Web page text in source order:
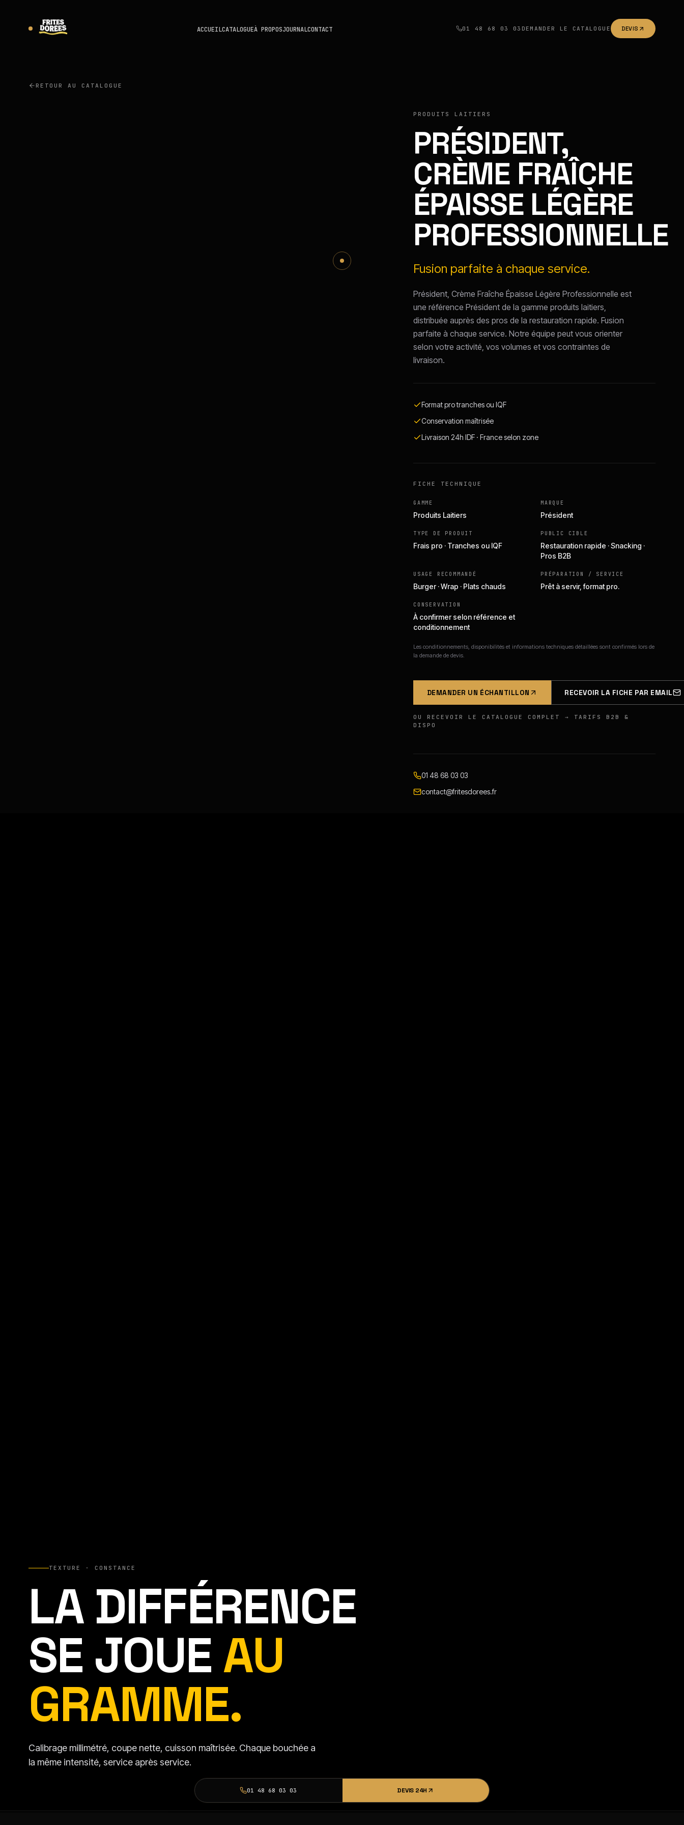
ACCUEILCATALOGUEÀ PROPOSJOURNALCONTACT 01 48 68 03 03 DEMANDER LE CATALOGUE DEVIS
RETOUR AU CATALOGUE
PRODUITS LAITIERS
PRÉSIDENT,
CRÈME FRAÎCHE
ÉPAISSE LÉGÈRE
PROFESSIONNELLE
Fusion parfaite à chaque service.
Président, Crème Fraîche Épaisse Légère Professionnelle est
une référence Président de la gamme produits laitiers,
distribuée auprès des pros de la restauration rapide. Fusion
parfaite à chaque service. Notre équipe peut vous orienter
selon votre activité, vos volumes et vos contraintes de
livraison.
Format pro tranches ou IQF
Conservation maîtrisée
Livraison 24h IDF · France selon zone
FICHE TECHNIQUE
GAMME
Produits Laitiers
MARQUE
Président
TYPE DE PRODUIT
Frais pro · Tranches ou IQF
PUBLIC CIBLE
Restauration rapide · Snacking ·
Pros B2B
USAGE RECOMMANDÉ
Burger · Wrap · Plats chauds
PRÉPARATION / SERVICE
Prêt à servir, format pro.
CONSERVATION
À confirmer selon référence et
conditionnement
Les conditionnements, disponibilités et informations techniques détaillées sont confirmés lors de
la demande de devis.
DEMANDER UN ÉCHANTILLON RECEVOIR LA FICHE PAR EMAIL
OU RECEVOIR LE CATALOGUE COMPLET → TARIFS B2B &
DISPO
01 48 68 03 03
contact@fritesdorees.fr
TEXTURE · CONSTANCE
LA DIFFÉRENCE
SE JOUEAU
GRAMME.
Calibrage millimétré, coupe nette, cuisson maîtrisée. Chaque bouchée a
la même intensité, service après service.
01 48 68 03 03 DEVIS 24H